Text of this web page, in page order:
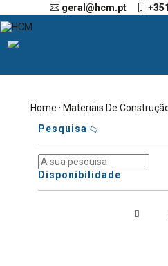
geral@hcm.pt
Home ·Materiais De
Pesquisa
Disponibilidade